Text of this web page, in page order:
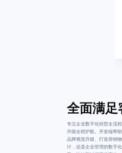
全面满足
专注企业数字化转型全流
升级全程护航。开发端帮
品牌视觉升级、打造营销
计，还是企业管理的数字